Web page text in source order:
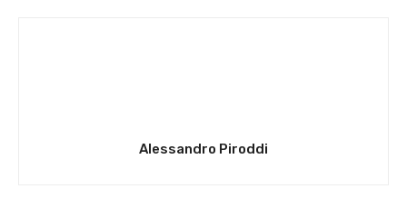
Alessandro Piroddi